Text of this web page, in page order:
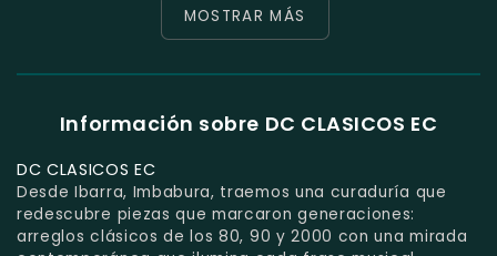
MOSTRAR MÁS
Información sobre DC CLASICOS EC
DC CLASICOS EC
Desde Ibarra, Imbabura, traemos una curaduría que
redescubre piezas que marcaron generaciones:
arreglos clásicos de los 80, 90 y 2000 con una mirada